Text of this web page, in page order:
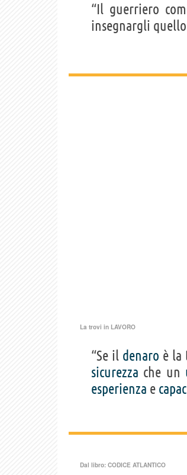
“Il guerriero
insegnargli
La trovi in LAVORO
“Se il denaro è la
sicurezza che un
esperienza e
Dal libro: CODICE ATLANTICO